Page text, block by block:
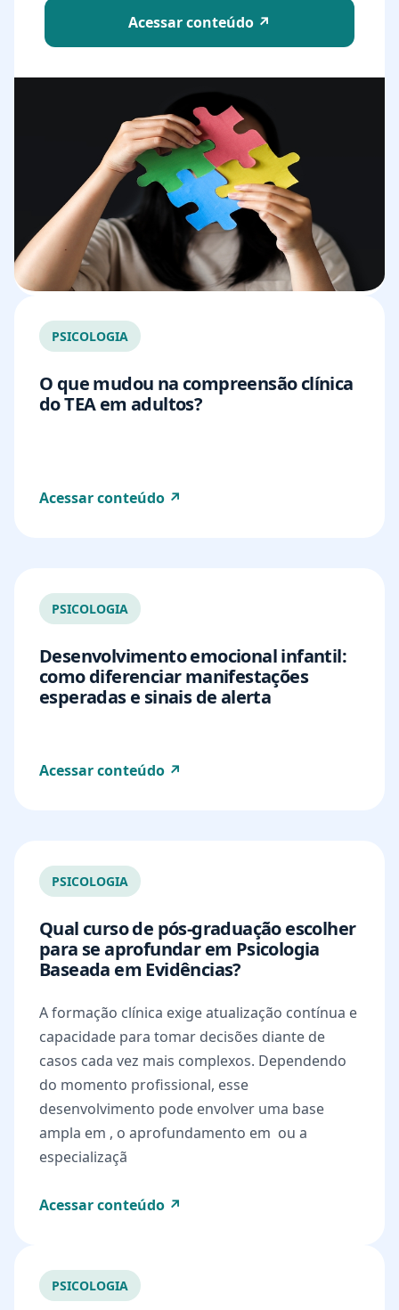
Acessar conteúdo ↗
PSICOLOGIA
O que mudou na compreensão clínica
do TEA em adultos?
Acessar conteúdo ↗
PSICOLOGIA
Desenvolvimento emocional infantil:
como diferenciar manifestações
esperadas e sinais de alerta
Acessar conteúdo ↗
PSICOLOGIA
Qual curso de pós-graduação escolher
para se aprofundar em Psicologia
Baseada em Evidências?
A formação clínica exige atualização contínua e
capacidade para tomar decisões diante de
casos cada vez mais complexos. Dependendo
do momento profissional, esse
desenvolvimento pode envolver uma base
ampla em , o aprofundamento em ou a
especializaçã
Acessar conteúdo ↗
PSICOLOGIA